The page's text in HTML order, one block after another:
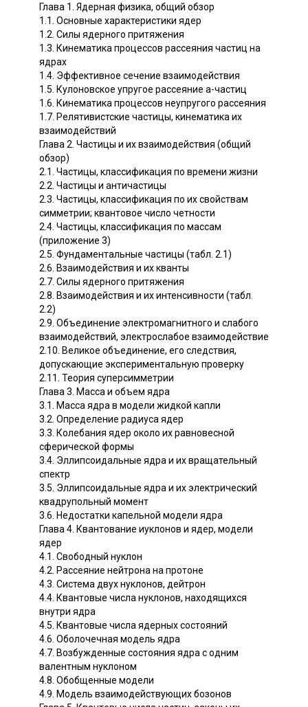
Глава 1. Ядерная физика, общий обзор
1.1. Основные характеристики ядер
1.2. Силы ядерного притяжения
1.3. Кинематика процессов рассеяния частиц на
ядрах
1.4. Эффективное сечение взаимодействия
1.5. Кулоновское упругое рассеяние а-частиц
1.6. Кинематика процессов неупругого рассеяния
1.7. Релятивистские частицы, кинематика их
взаимодействий
Глава 2. Частицы и их взаимодействия (общий
обзор)
2.1. Частицы, классификация по времени жизни
2.2. Частицы и античастицы
2.3. Частицы, классификация по их свойствам
симметрии; квантовое число четности
2.4. Частицы, классификация по массам
(приложение 3)
2.5. Фундаментальные частицы (табл. 2.1)
2.6. Взаимодействия и их кванты
2.7. Силы ядерного притяжения
2.8. Взаимодействия и их интенсивности (табл.
2.2)
2.9. Объединение электромагнитного и слабого
взаимодействий, электрослабое взаимодействие
2.10. Великое объединение, его следствия,
допускающие экспериментальную проверку
2.11. Теория суперсимметрии
Глава 3. Масса и объем ядра
3.1. Масса ядра в модели жидкой капли
3.2. Определение радиуса ядер
3.3. Колебания ядер около их равновесной
сферической формы
3.4. Эллипсоидальные ядра и их вращательный
спектр
3.5. Эллипсоидальные ядра и их электрический
квадрупольный момент
3.6. Недостатки капельной модели ядра
Глава 4. Квантование иуклонов и ядер, модели
ядер
4.1. Свободный нуклон
4.2. Рассеяние нейтрона на протоне
4.3. Система двух нуклонов, дейтрон
4.4. Квантовые числа нуклонов, находящихся
внутри ядра
4.5. Квантовые числа ядерных состояний
4.6. Оболочечная модель ядра
4.7. Возбужденные состояния ядра с одним
валентным нуклоном
4.8. Обобщенные модели
4.9. Модель взаимодействующих бозонов